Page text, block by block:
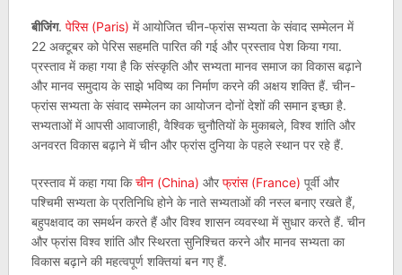
बीजिंग. पेरिस (Paris) में आयोजित चीन-फ्रांस सभ्यता के संवाद सम्मेलन में
22 अक्टूबर को पेरिस सहमति पारित की गई और प्रस्ताव पेश किया गया.
प्रस्ताव में कहा गया है कि संस्कृति और सभ्यता मानव समाज का विकास बढ़ाने
और मानव समुदाय के साझे भविष्य का निर्माण करने की अक्षय शक्ति हैं. चीन-
फ्रांस सभ्यता के संवाद सम्मेलन का आयोजन दोनों देशों की समान इच्छा है.
सभ्यताओं में आपसी आवाजाही, वैश्विक चुनौतियों के मुकाबले, विश्व शांति और
अनवरत विकास बढ़ाने में चीन और फ्रांस दुनिया के पहले स्थान पर रहे हैं.
प्रस्ताव में कहा गया किचीन (China) औरफ्रांस (France) पूर्वी और
पश्चिमी सभ्यता के प्रतिनिधि होने के नाते सभ्यताओं की नस्ल बनाए रखते हैं,
बहुपक्षवाद का समर्थन करते हैं और विश्व शासन व्यवस्था में सुधार करते हैं. चीन
और फ्रांस विश्व शांति और स्थिरता सुनिश्चित करने और मानव सभ्यता का
विकास बढ़ाने की महत्वपूर्ण शक्तियां बन गए हैं.